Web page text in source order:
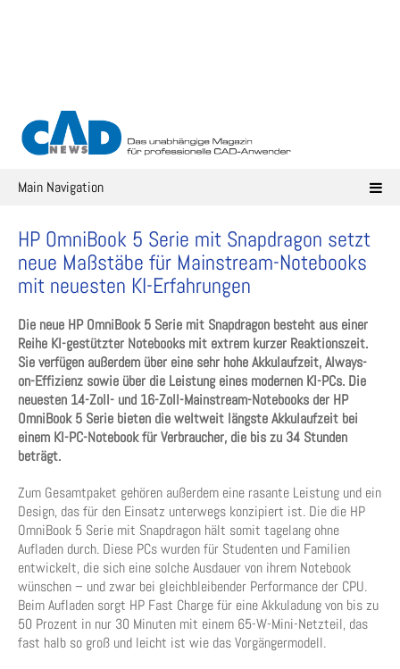
Main Navigation
HP OmniBook 5 Serie mit Snapdragon setzt
neue Maßstäbe für Mainstream-Notebooks
mit neuesten KI-Erfahrungen
Die neue HP OmniBook 5 Serie mit Snapdragon besteht aus einer
Reihe KI-gestützter Notebooks mit extrem kurzer Reaktionszeit.
Sie verfügen außerdem über eine sehr hohe Akkulaufzeit, Always-
on-Effizienz sowie über die Leistung eines modernen KI-PCs. Die
neuesten 14-Zoll- und 16-Zoll-Mainstream-Notebooks der HP
OmniBook 5 Serie bieten die weltweit längste Akkulaufzeit bei
einem KI-PC-Notebook für Verbraucher, die bis zu 34 Stunden
beträgt.
Zum Gesamtpaket gehören außerdem eine rasante Leistung und ein
Design, das für den Einsatz unterwegs konzipiert ist. Die die HP
OmniBook 5 Serie mit Snapdragon hält somit tagelang ohne
Aufladen durch. Diese PCs wurden für Studenten und Familien
entwickelt, die sich eine solche Ausdauer von ihrem Notebook
wünschen – und zwar bei gleichbleibender Performance der CPU.
Beim Aufladen sorgt HP Fast Charge für eine Akkuladung von bis zu
50 Prozent in nur 30 Minuten mit einem 65-W-Mini-Netzteil, das
fast halb so groß und leicht ist wie das Vorgängermodell.